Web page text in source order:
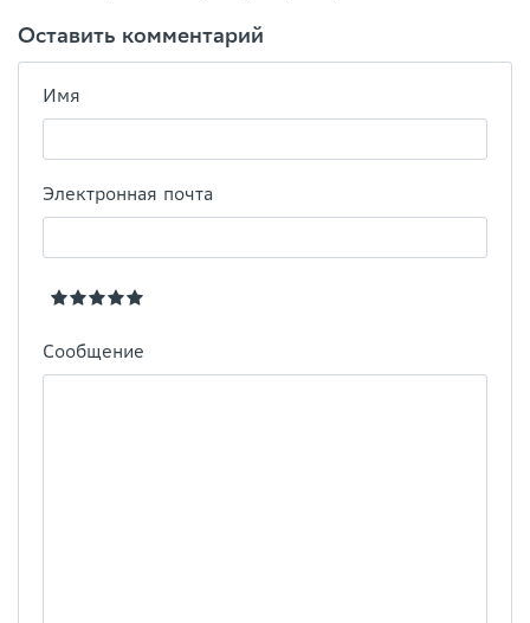
Оставить комментарий
Имя
Электронная почта
Сообщение